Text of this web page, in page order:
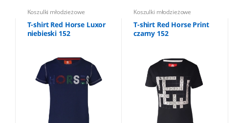
Koszulki młodzieżowe
T-shirt Red Horse Luxor
niebieski 152
Koszulki młodzieżowe
T-shirt Red Horse Print
czarny 152